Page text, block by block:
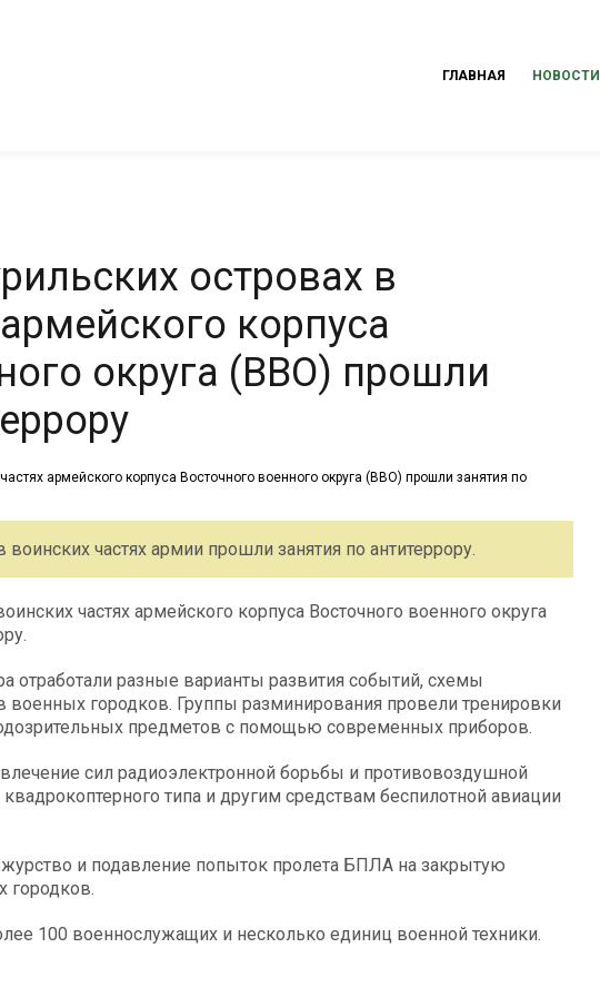
ГЛАВНАЯ НОВОСТИ
островах в
корпуса
округа (ВВО) прошли
частях армии прошли занятия по антитеррору.
частях армейского корпуса Восточного военного округа
отработали разные варианты развития событий, схемы
городков. Группы разминирования провели тренировки
предметов с помощью современных приборов.
сил радиоэлектронной борьбы и противовоздушной
типа и другим средствам беспилотной авиации
и подавление попыток пролета БПЛА на закрытую
городков.
100 военнослужащих и несколько единиц военной техники.